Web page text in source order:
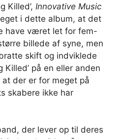
Killed’, Innovative Music
i dette album, at det
have været let for fem-
billede af syne, men
skift og indviklede
Killed’ på en eller anden
der er for meget på
skabere ikke har
der lever op til deres